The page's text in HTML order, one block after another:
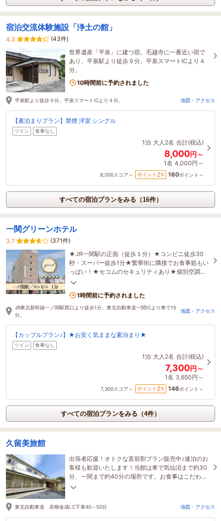
宿泊交流体験施設「浄土の館」
4.3
(43件)
世界遺産「平泉」に建つ宿。毛越寺に一番近い宿で
あり、平泉駅より徒歩９分。平泉スマートICより４
分。
10時間前に予約されました
平泉駅より徒歩９分。平泉スマートICより４分。 地図・アクセス
【素泊まりプラン】禁煙 洋室 シングル
ツイン 食事なし
1泊 大人2名 合計(税込)
8,000円～
1名 4,000円～
8,000スコア～ ポイント 2% 160ポイント～
すべての宿泊プランをみる（16件）
一関グリーンホテル
3.7
(371件)
★JR一関駅の正面（徒歩１分）★コンビニ徒歩30
秒・スーパー徒歩1分★繁華街に隣接でお食事処もい
っぱい！★セコムのセキュリティあり★個別空調で
快適★とても便利な立地で、女性の一人旅にも安心
1時間前に予約されました
JR東北新幹線一ノ関駅西口より徒歩1分。東北自動車道一関ICより車で15
分。
地図・アクセス
【カップルプラン♪】★お安く気ままな素泊まり★
ツイン 食事なし
1泊 大人2名 合計(税込)
7,300円～
1名 3,650円～
7,300スコア～ ポイント 2% 146ポイント～
すべての宿泊プランをみる（4件）
久留美旅館
出張者応援！オトクな直前割プラン販売中♪連泊のお
客様も歓迎いたします！当館は車で気仙沼まで約30
分、一関まで約40分の場所です。お食事はこだわり
の食材を四季折々の料理でご提供いたします。
東北自動車道 若柳金成I.C下車40～50分 地図・アクセス